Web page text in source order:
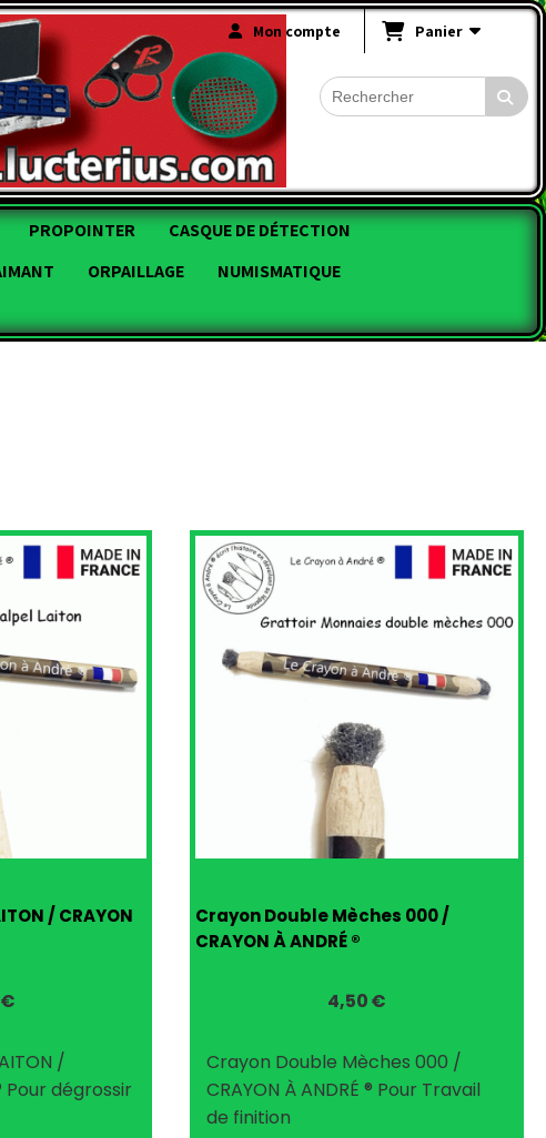
Mon compte Panier
PROPOINTER
CASQUE DE DÉTECTION
ORPAILLAGE
NUMISMATIQUE
/ CRAYON
€
/
Pour dégrossir
Crayon Double Mèches 000 /
CRAYON À ANDRÉ ®
4,50€
Crayon Double Mèches 000 /
CRAYON À ANDRÉ ® Pour Travail
de finition